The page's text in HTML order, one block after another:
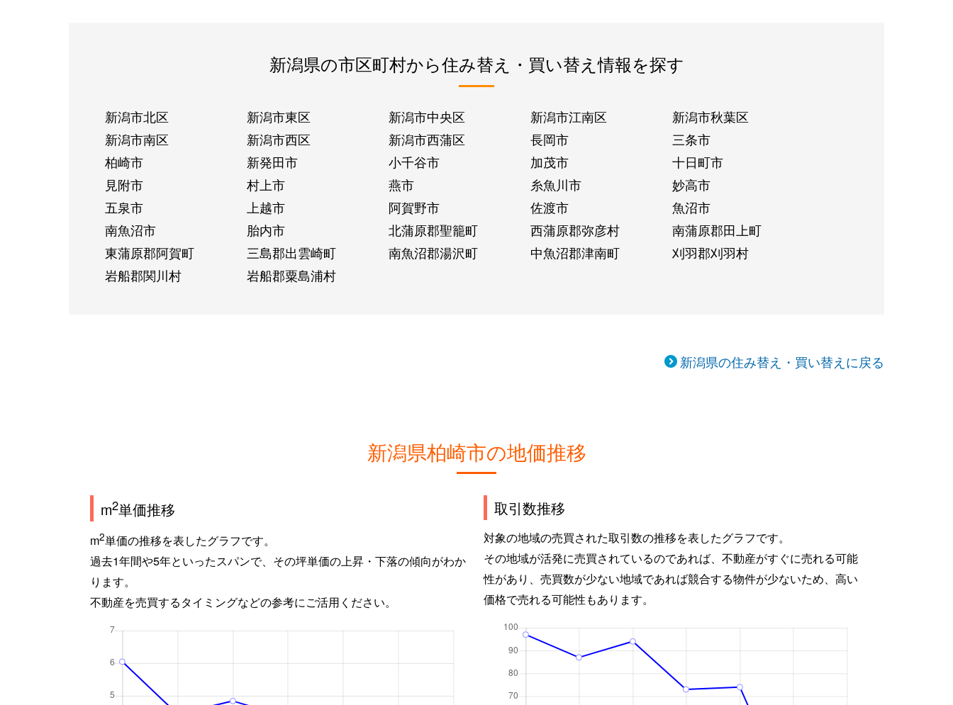
新潟県の市区町村から住み替え・買い替え情報を探す
新潟市北区 新潟市東区 新潟市中央区 新潟市江南区
新潟市秋葉区
新潟市南区
新潟市西区 新潟市西蒲区 長岡市
三条市
柏崎市
新発田市 小千谷市 加茂市
十日町市
見附市
村上市 燕市 糸魚川市
妙高市
五泉市
上越市 阿賀野市 佐渡市
魚沼市
南魚沼市
胎内市 北蒲原郡聖籠町 西蒲原郡弥彦村
南蒲原郡田上町
東蒲原郡阿賀町
三島郡出雲崎町 南魚沼郡湯沢町 中魚沼郡津南町
刈羽郡刈羽村
岩船郡関川村
岩船郡粟島浦村
新潟県の住み替え・買い替えに戻る
新潟県柏崎市の地価推移
m2単価推移
m2単価の推移を表したグラフです。
過去1年間や5年といったスパンで、その坪単価の上昇・下落の傾向がわか
ります。
不動産を売買するタイミングなどの参考にご活用ください。
取引数推移
対象の地域の売買された取引数の推移を表したグラフです。
その地域が活発に売買されているのであれば、不動産がすぐに売れる可能
性があり、売買数が少ない地域であれば競合する物件が少ないため、高い
価格で売れる可能性もあります。